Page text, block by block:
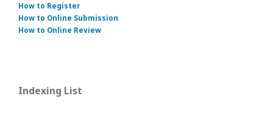
How to Register
How to Online Submission
How to Online Review
Indexing List